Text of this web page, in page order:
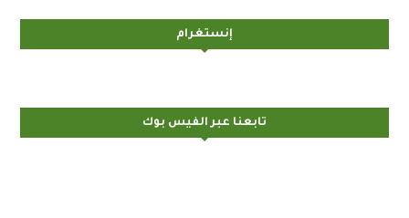
إنستغرام
تابعنا عبر الفيس بوك